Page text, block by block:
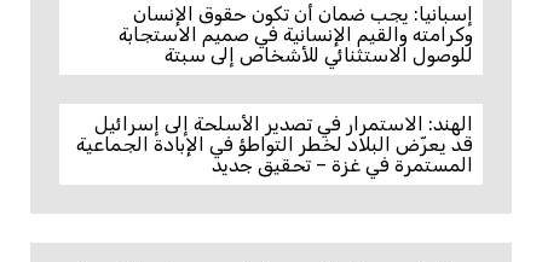
إسبانيا: يجب ضمان أن تكون حقوق الإنسان
وكرامته والقيم الإنسانية في صميم الاستجابة
للوصول الاستثنائي للأشخاص إلى سبتة
الهند: الاستمرار في تصدير الأسلحة إلى إسرائيل
قد يعرّض البلاد لخطر التواطؤ في الإبادة الجماعية
المستمرة في غزة – تحقيق جديد